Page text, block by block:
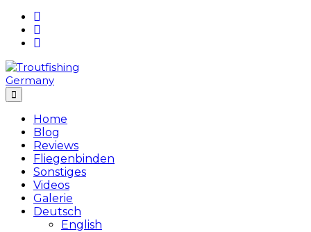
Skip
content
Home
Blog
Reviews
Fliegenbinden
Sonstiges
Videos
Galerie
Deutsch
English